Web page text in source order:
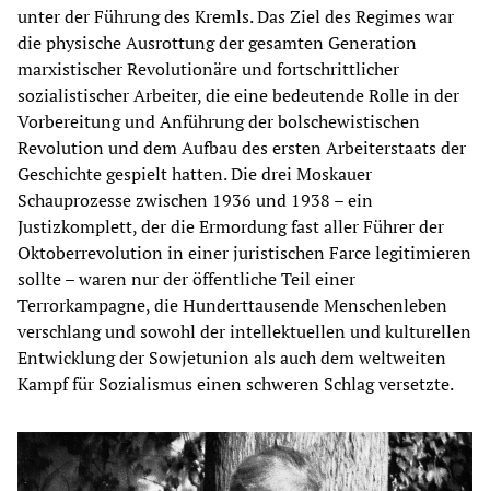
unter der Führung des Kremls. Das Ziel des Regimes war
die physische Ausrottung der gesamten Generation
marxistischer Revolutionäre und fortschrittlicher
sozialistischer Arbeiter, die eine bedeutende Rolle in der
Vorbereitung und Anführung der bolschewistischen
Revolution und dem Aufbau des ersten Arbeiterstaats der
Geschichte gespielt hatten. Die drei Moskauer
Schauprozesse zwischen 1936 und 1938 – ein
Justizkomplett, der die Ermordung fast aller Führer der
Oktoberrevolution in einer juristischen Farce legitimieren
sollte – waren nur der öffentliche Teil einer
Terrorkampagne, die Hunderttausende Menschenleben
verschlang und sowohl der intellektuellen und kulturellen
Entwicklung der Sowjetunion als auch dem weltweiten
Kampf für Sozialismus einen schweren Schlag versetzte.